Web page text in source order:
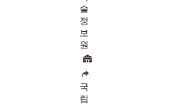
술
정
보
원
국
립